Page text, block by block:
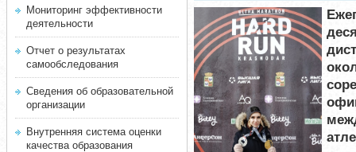
Мониторинг эффективности
деятельности
Отчет о результатах
самообследования
Сведения об образовательной
организации
Внутренняя система оценки
качества образования